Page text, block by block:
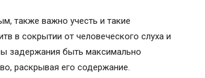
также важно учесть и такие
в сокрытии от человеческого слуха и
задержания быть максимально
раскрывая его содержание.